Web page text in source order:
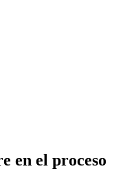
en el proceso